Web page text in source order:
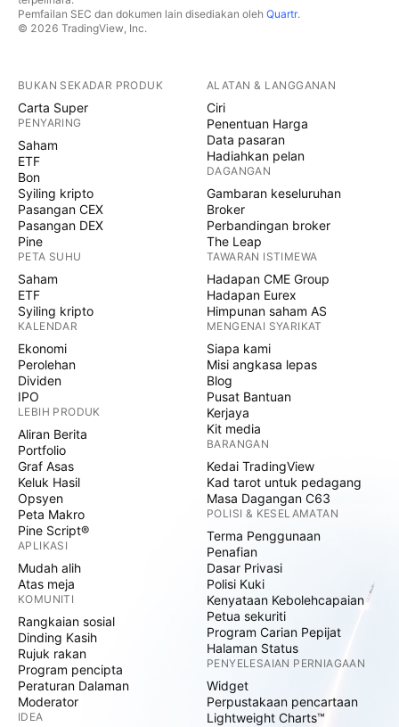
Pemfailan SEC dan dokumen lain disediakan oleh Quartr.
© 2026 TradingView, Inc.
BUKAN SEKADAR PRODUK
Carta Super
PENYARING
Saham
ETF
Bon
Syiling kripto
Pasangan CEX
Pasangan DEX
Pine
PETA SUHU
Saham
ETF
Syiling kripto
KALENDAR
Ekonomi
Perolehan
Dividen
IPO
LEBIH PRODUK
Aliran Berita
Portfolio
Graf Asas
Keluk Hasil
Opsyen
Peta Makro
Pine Script®
APLIKASI
Mudah alih
Atas meja
KOMUNITI
Rangkaian sosial
Dinding Kasih
Rujuk rakan
Program pencipta
Peraturan Dalaman
Moderator
IDEA
ALATAN & LANGGANAN
Ciri
Penentuan Harga
Data pasaran
Hadiahkan pelan
DAGANGAN
Gambaran keseluruhan
Broker
Perbandingan broker
The Leap
TAWARAN ISTIMEWA
Hadapan CME Group
Hadapan Eurex
Himpunan saham AS
MENGENAI SYARIKAT
Siapa kami
Misi angkasa lepas
Blog
Pusat Bantuan
Kerjaya
Kit media
BARANGAN
Kedai TradingView
Kad tarot untuk pedagang
Masa Dagangan C63
POLISI & KESELAMATAN
Terma Penggunaan
Penafian
Dasar Privasi
Polisi Kuki
Kenyataan Kebolehcapaian
Petua sekuriti
Program Carian Pepijat
Halaman Status
PENYELESAIAN PERNIAGAAN
Widget
Perpustakaan pencartaan
Lightweight Charts™